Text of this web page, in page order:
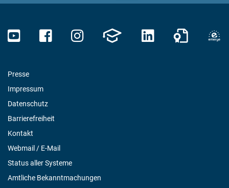
Presse
Impressum
Datenschutz
Barrierefreiheit
Kontakt
Webmail / E-Mail
Status aller Systeme
Amtliche Bekanntmachungen